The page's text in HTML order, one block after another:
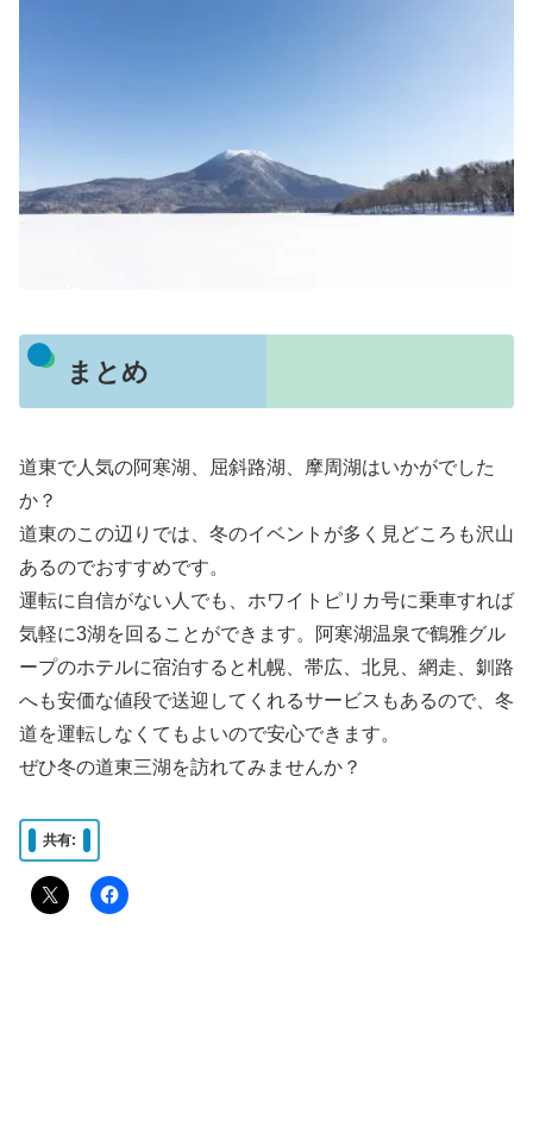
まとめ
道東で人気の阿寒湖、屈斜路湖、摩周湖はいかがでした
か？
道東のこの辺りでは、冬のイベントが多く見どころも沢山
あるのでおすすめです。
運転に自信がない人でも、ホワイトピリカ号に乗車すれば
気軽に3湖を回ることができます。阿寒湖温泉で鶴雅グル
ープのホテルに宿泊すると札幌、帯広、北見、網走、釧路
へも安価な値段で送迎してくれるサービスもあるので、冬
道を運転しなくてもよいので安心できます。
ぜひ冬の道東三湖を訪れてみませんか？
共有: